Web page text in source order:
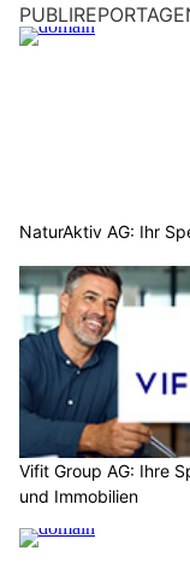
NaturAktiv AG: Ihr
Vifit Group AG: Ihre
und Immobilien